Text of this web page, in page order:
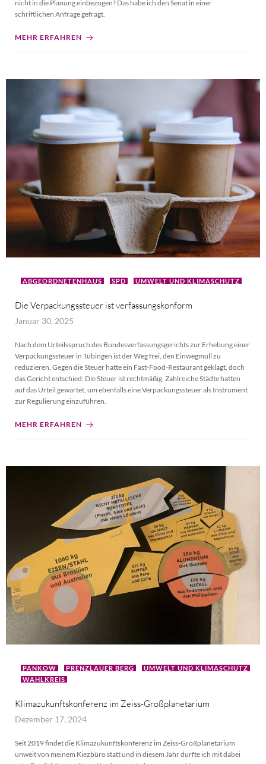
nicht in die Planung einbezogen? Das habe ich den Senat in einer
schriftlichen Anfrage gefragt.
MEHR ERFAHREN
ABGEORDNETENHAUS SPD UMWELT UND KLIMASCHUTZ
Die Verpackungssteuer ist verfassungskonform
Januar 30, 2025
Nach dem Urteilsspruch des Bundesverfassungsgerichts zur Erhebung einer
Verpackungssteuer in Tübingen ist der Weg frei, den Einwegmüll zu
reduzieren. Gegen die Steuer hatte ein Fast-Food-Restaurant geklagt, doch
das Gericht entschied: Die Steuer ist rechtmäßig. Zahlreiche Städte hatten
auf das Urteil gewartet, um ebenfalls eine Verpackungssteuer als Instrument
zur Regulierung einzuführen.
MEHR ERFAHREN
PANKOW PRENZLAUER BERG
UMWELT UND KLIMASCHUTZ
WAHLKREIS
Klimazukunftskonferenz im Zeiss-Großplanetarium
Dezember 17, 2024
Seit 2019 findet die Klimazukunftskonferenz im Zeiss-Großplanetarium
unweit von meinem Kiezbüro statt und in diesem Jahr durfte ich mit dabei